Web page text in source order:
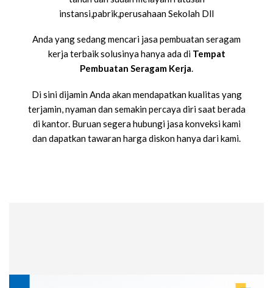
instansi,pabrik,perusahaan Sekolah Dll
Anda yang sedang mencari jasa pembuatan seragam
kerja terbaik solusinya hanya ada di Tempat
Pembuatan Seragam Kerja.
Di sini dijamin Anda akan mendapatkan kualitas yang
terjamin, nyaman dan semakin percaya diri saat berada
di kantor. Buruan segera hubungi jasa konveksi kami
dan dapatkan tawaran harga diskon hanya dari kami.